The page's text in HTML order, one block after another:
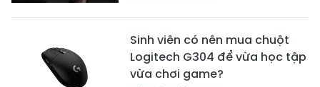
Sinh viên có nên mua chuột
Logitech G304 để vừa học tập
vừa chơi game?